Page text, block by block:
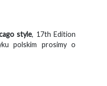
style, 17th Edition
polskim prosimy o